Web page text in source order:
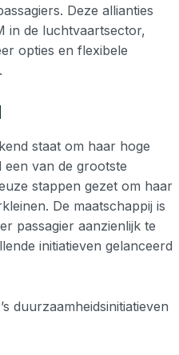
Deze allianties
in de luchtvaartsector,
opties en flexibele
staat om haar hoge
een van de grootste
stappen gezet om haar
De maatschappij is
passagier aanzienlijk te
initiatieven gelanceerd
duurzaamheidsinitiatieven